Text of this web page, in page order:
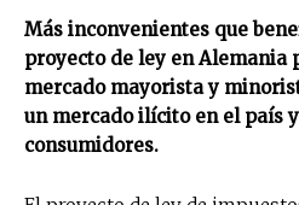
Más inconvenientes que
proyecto de ley en Alemania
mercado mayorista y
un mercado ilícito en el país
consumidores.